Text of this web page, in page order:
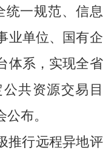
一规范、信息
业单位、国有企
体系，实现全省
共资源交易目
布。
推行远程异地评